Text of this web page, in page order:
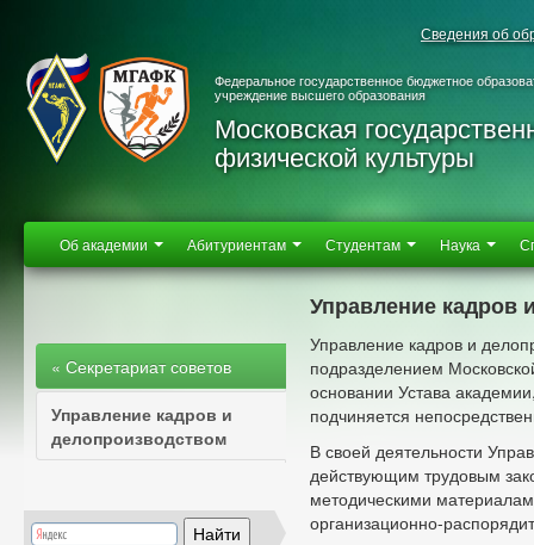
Сведения об
Федеральное государственное бюджетное
учреждение высшего образования
Московская
физической культуры
Об академии Абитуриентам Студентам Наука
« Секретариат советов
Управление кадров и
делопроизводством
Управление кадров
Управление кадров и
подразделением
основании Устава
подчиняется
В своей деятельности
действующим трудовым
методическими
организационно-